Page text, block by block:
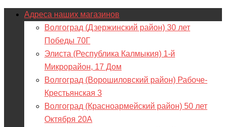
Адреса наших магазинов
Волгоград (Дзержинский район) 30 лет
Победы 70Г
Элиста (Республика Калмыкия) 1-й
Микрорайон, 17 Дом
Волгоград (Ворошиловский район) Рабоче-
Крестьянская 3
Волгоград (Красноармейский район) 50 лет
Октября 20А